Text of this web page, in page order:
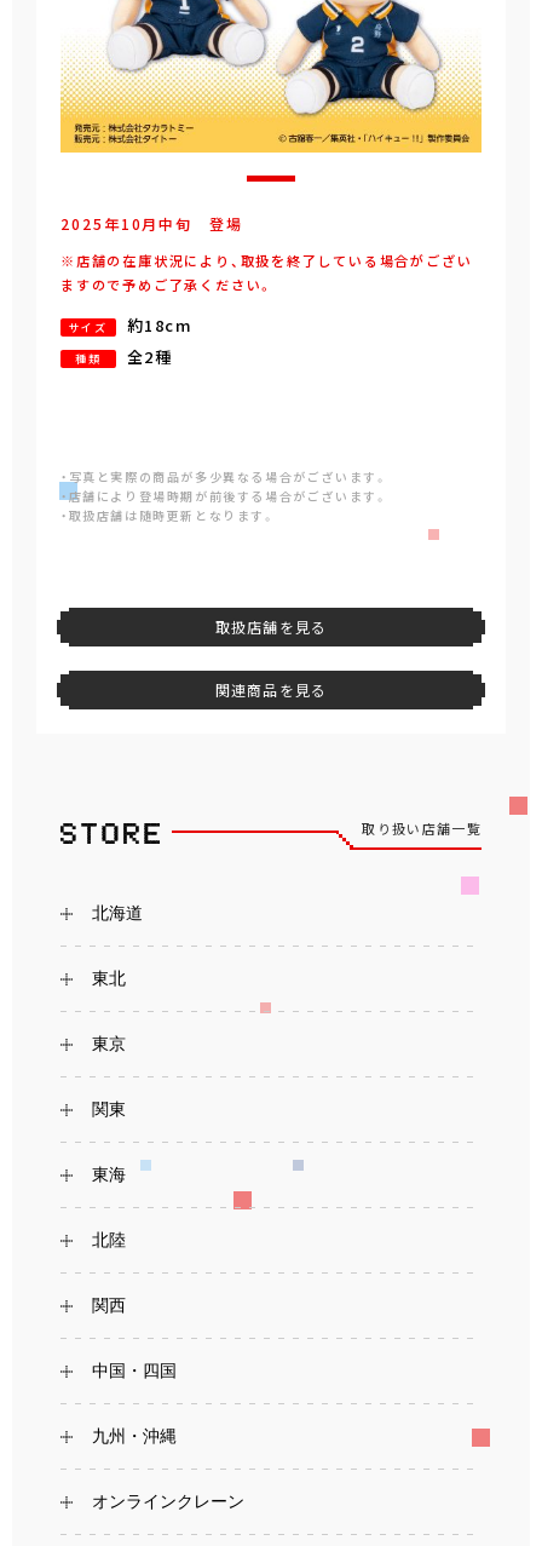
2025年10月中旬 登場
※店舗の在庫状況により、取扱を終了している場合がござい
ますので予めご了承ください。
サイズ 約18cm
種類 全2種
・写真と実際の商品が多少異なる場合がございます。
・店舗により登場時期が前後する場合がございます。
・取扱店舗は随時更新となります。
取扱店舗を見る
関連商品を見る
取り扱い店舗一覧
北海道
東北
東京
関東
東海
北陸
関西
中国・四国
九州・沖縄
オンラインクレーン